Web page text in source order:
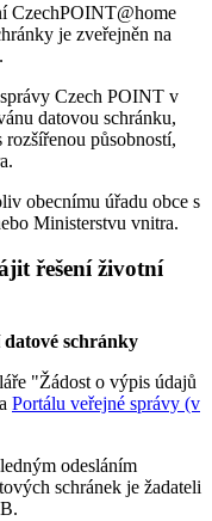
CzechPOINT@home
je zveřejněn na
Czech POINT v
datovou schránku,
působností,
obecnímu úřadu obce s
Ministerstvu vnitra.
řešení životní
schránky
"Žádost o výpis údajů
Portálu veřejné správy (v
odesláním
schránek je žadateli